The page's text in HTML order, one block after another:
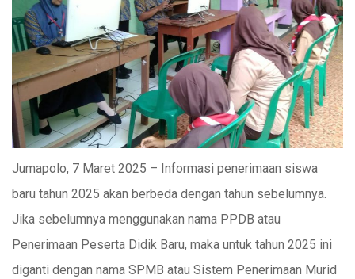
Jumapolo, 7 Maret 2025 – Informasi penerimaan siswa
baru tahun 2025 akan berbeda dengan tahun sebelumnya.
Jika sebelumnya menggunakan nama PPDB atau
Penerimaan Peserta Didik Baru, maka untuk tahun 2025 ini
diganti dengan nama SPMB atau Sistem Penerimaan Murid